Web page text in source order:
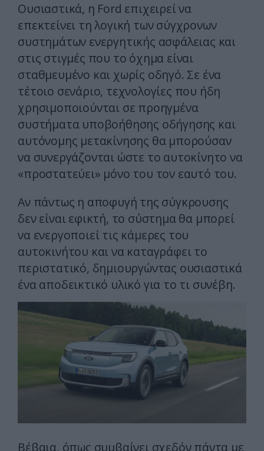
Ουσιαστικά, η Ford επιχειρεί να
επεκτείνει τη λογική των σύγχρονων
συστημάτων ενεργητικής ασφάλειας και
στις στιγμές που το όχημα είναι
σταθμευμένο και χωρίς οδηγό. Σε ένα
τέτοιο σενάριο, τεχνολογίες που ήδη
χρησιμοποιούνται σε προηγμένα
συστήματα υποβοήθησης οδήγησης και
αυτόνομης μετακίνησης θα μπορούσαν
να συνεργάζονται ώστε το αυτοκίνητο να
«προστατεύει» μόνο του τον εαυτό του.
Αν πάντως η αποφυγή της σύγκρουσης
δεν είναι εφικτή, το σύστημα θα μπορεί
να ενεργοποιεί τις κάμερες του
αυτοκινήτου και να καταγράφει το
περιστατικό, δημιουργώντας ουσιαστικά
ένα αποδεικτικό υλικό για το τι συνέβη.
Βέβαια, όπως συμβαίνει σχεδόν πάντα με